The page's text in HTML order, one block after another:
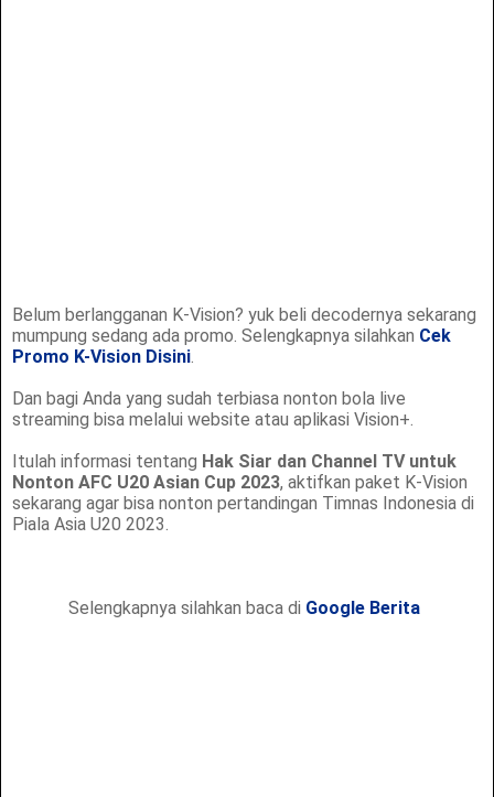
Belum berlangganan K-Vision? yuk beli decodernya sekarang
mumpung sedang ada promo. Selengkapnya silahkan Cek
Promo K-Vision Disini.
Dan bagi Anda yang sudah terbiasa nonton bola live
streaming bisa melalui website atau aplikasi Vision+.
Itulah informasi tentang Hak Siar dan Channel TV untuk
Nonton AFC U20 Asian Cup 2023, aktifkan paket K-Vision
sekarang agar bisa nonton pertandingan Timnas Indonesia di
Piala Asia U20 2023.
Selengkapnya silahkan baca di Google Berita